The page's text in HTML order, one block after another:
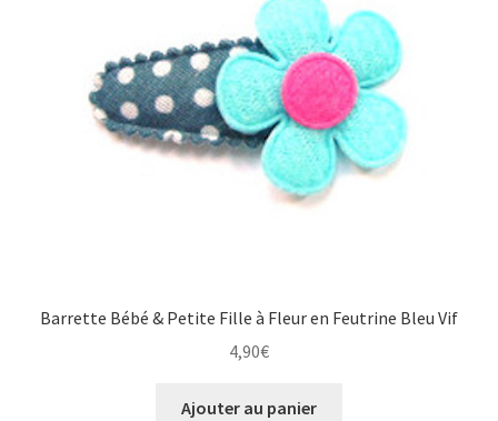
Barrette Bébé & Petite Fille à Fleur en Feutrine Bleu Vif
4,90€
Ajouter au panier